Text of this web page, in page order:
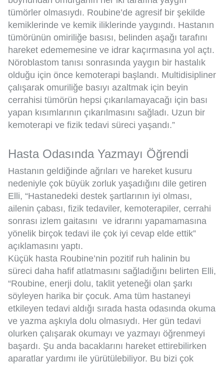
tümörler olmasıydı. Roubine’de agresif bir şekilde
kemiklerinde ve kemik iliklerinde yaygındı. Hastanın
tümörünün omiriliğe basısı, belinden aşağı tarafını
hareket edememesine ve idrar kaçırmasına yol açtı.
Nöroblastom tanısı sonrasında yaygın bir hastalık
olduğu için önce kemoterapi başlandı. Multidisipliner
çalışarak omuriliğe basıyı azaltmak için beyin
cerrahisi tümörün hepsi çıkarılamayacağı için bası
yapan kısımlarının çıkarılmasını sağladı. Uzun bir
kemoterapi ve fizik tedavi süreci yaşandı.”
Hasta Odasında Yazmayı Öğrendi
Hastanın geldiğinde ağrıları ve hareket kusuru
nedeniyle çok büyük zorluk yaşadığını dile getiren
Elli, “Hastanedeki destek şartlarının iyi olması,
ailenin çabası, fizik tedaviler, kemoterapiler, cerrahi
sonrası izlem gaitasını ve idrarını yapamamasına
yönelik birçok tedavi ile çok iyi cevap elde ettik”
açıklamasını yaptı.
Küçük hasta Roubine’nin pozitif ruh halinin bu
süreci daha hafif atlatmasını sağladığını belirten Elli,
“Roubine, enerji dolu, taklit yeteneği olan şarkı
söyleyen harika bir çocuk. Ama tüm hastaneyi
etkileyen tedavi aldığı sırada hasta odasında okuma
ve yazma aşkıyla dolu olmasıydı. Her gün tedavi
olurken çalışarak okumayı ve yazmayı öğrenmeyi
başardı. Şu anda bacaklarını hareket ettirebilirken
aparatlar yardımı ile yürütülebiliyor. Bu bizi çok